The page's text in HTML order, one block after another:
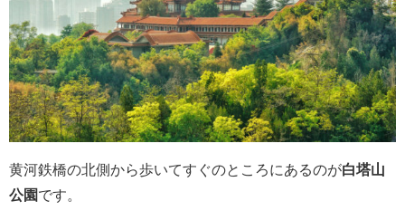
黄河鉄橋の北側から歩いてすぐのところにあるのが白塔山
公園です。